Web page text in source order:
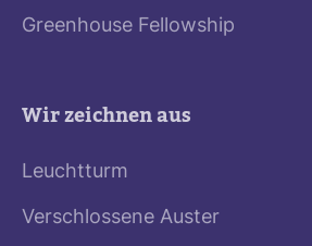
Greenhouse Fellowship
Wir zeichnen aus
Leuchtturm
Verschlossene Auster